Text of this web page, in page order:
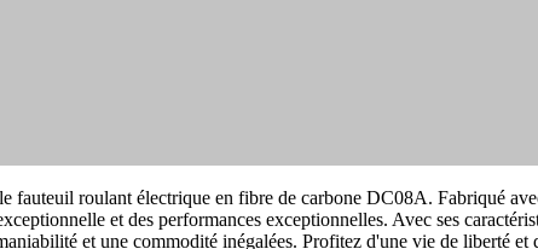
roulant électrique en fibre de carbone DC08A. Fabriqué
et des performances exceptionnelles. Avec ses
et une commodité inégalées. Profitez d'une vie de liberté